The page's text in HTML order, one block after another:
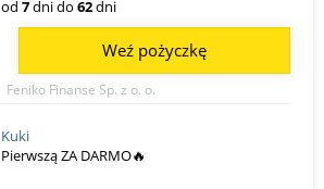
od 7dni do 62dni
Feniko Finanse Sp. z o. o.
Weź pożyczkę
Kuki
Pierwszą ZA DARMO🔥